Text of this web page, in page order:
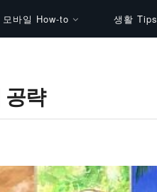
모바일 How-to 생활 Tips
공략